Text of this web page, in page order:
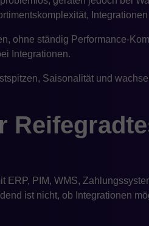
ohne ständig Performance-
Integrationen.
Saisonalität und
ERP, PIM, WMS,
ist nicht, ob Integrationen